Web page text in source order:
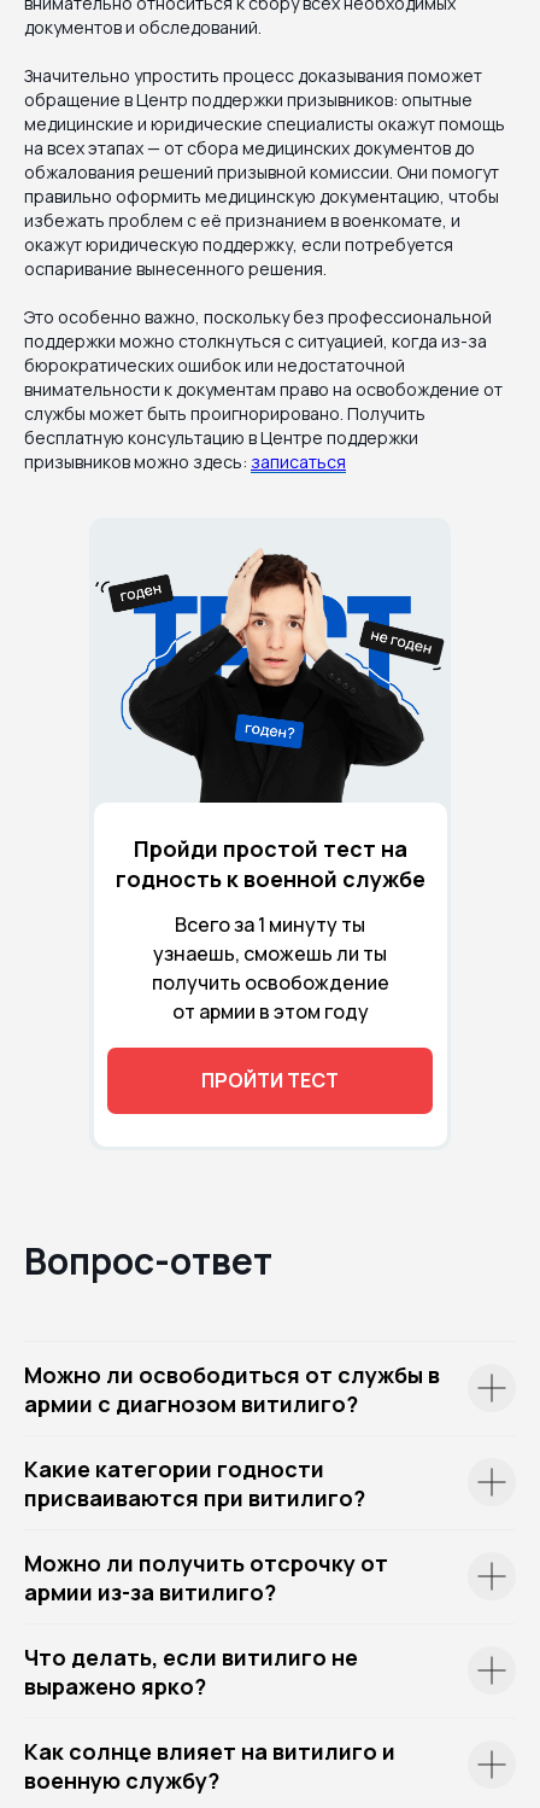
документов и обследований.
Значительно упростить процесс доказывания поможет
обращение в Центр поддержки призывников: опытные
медицинские и юридические специалисты окажут помощь
на всех этапах — от сбора медицинских документов до
обжалования решений призывной комиссии. Они помогут
правильно оформить медицинскую документацию, чтобы
избежать проблем с её признанием в военкомате, и
окажут юридическую поддержку, если потребуется
оспаривание вынесенного решения.
Это особенно важно, поскольку без профессиональной
поддержки можно столкнуться с ситуацией, когда из-за
бюрократических ошибок или недостаточной
внимательности к документам право на освобождение от
службы может быть проигнорировано. Получить
бесплатную консультацию в Центре поддержки
призывников можно здесь: записаться
Всего за 1 минуту ты
узнаешь, сможешь ли ты
получить освобождение
от армии в этом году
Пройди простой тест на
годность к военной службе
ПРОЙТИ ТЕСТ
Вопрос-ответ
Можно ли освободиться от службы в
армии с диагнозом витилиго?
Какие категории годности
присваиваются при витилиго?
Можно ли получить отсрочку от
армии из-за витилиго?
Что делать, если витилиго не
выражено ярко?
Как солнце влияет на витилиго и
военную службу?